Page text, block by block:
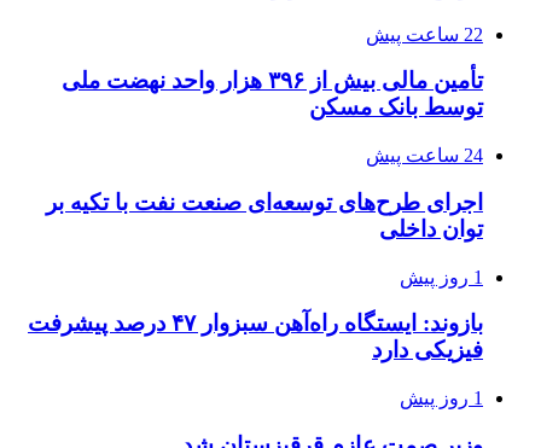
22 ساعت پیش
تأمین مالی بیش از ۳۹۶ هزار واحد نهضت ملی
توسط بانک مسکن
24 ساعت پیش
اجرای طرح‌های توسعه‌ای صنعت نفت با تکیه بر
توان داخلی
1 روز پیش
بازوند: ایستگاه راه‌آهن سبزوار ۴۷ درصد پیشرفت
فیزیکی دارد
1 روز پیش